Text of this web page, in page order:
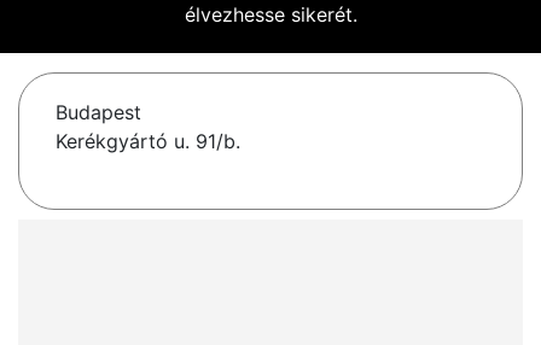
élvezhesse sikerét.
Budapest
Kerékgyártó u. 91/b.